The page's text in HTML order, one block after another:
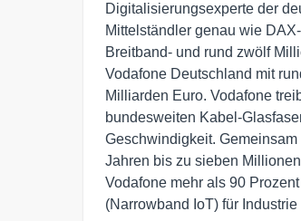
Digitalisierungsexperte der
Mittelständler genau wie
Breitband- und rund zwölf
Vodafone Deutschland mit
Milliarden Euro. Vodafone
bundesweiten Kabel-
Geschwindigkeit.
Jahren bis zu sieben
Vodafone mehr als 90
(Narrowband IoT) für